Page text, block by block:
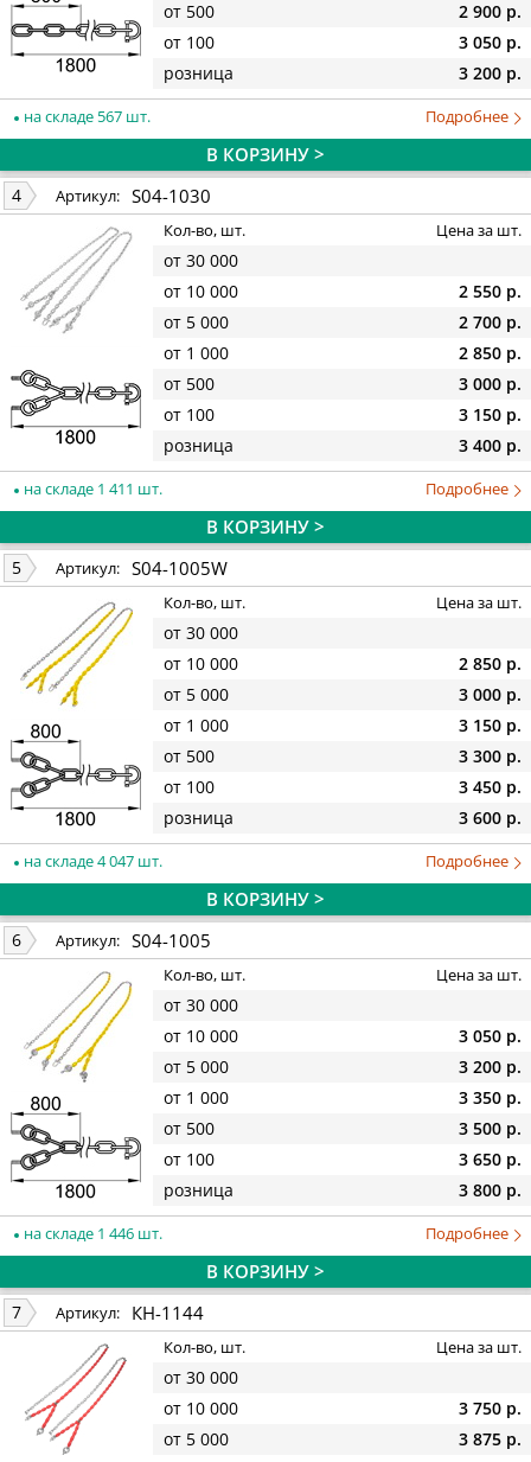
от 500
2 900 р.
от 100
3 050 р.
розница
3 200 р.
на складе 567 шт. Подробнее
В КОРЗИНУ >
4 Артикул: S04-1030
Кол-во, шт. Цена за шт.
от 30 000
от 10 000
2 550 р.
от 5 000
2 700 р.
от 1 000
2 850 р.
от 500
3 000 р.
от 100
3 150 р.
розница
3 400 р.
на складе 1 411 шт. Подробнее
В КОРЗИНУ >
5 Артикул: S04-1005W
Кол-во, шт. Цена за шт.
от 30 000
от 10 000
2 850 р.
от 5 000
3 000 р.
от 1 000
3 150 р.
от 500
3 300 р.
от 100
3 450 р.
розница
3 600 р.
на складе 4 047 шт. Подробнее
В КОРЗИНУ >
6 Артикул: S04-1005
Кол-во, шт. Цена за шт.
от 30 000
от 10 000
3 050 р.
от 5 000
3 200 р.
от 1 000
3 350 р.
от 500
3 500 р.
от 100
3 650 р.
розница
3 800 р.
на складе 1 446 шт. Подробнее
В КОРЗИНУ >
7 Артикул: КН-1144
Кол-во, шт. Цена за шт.
от 30 000
от 10 000
3 750 р.
от 5 000
3 875 р.